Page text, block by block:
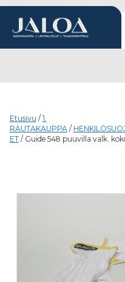
Päävalikko
Etusivu / 1.
RAUTAKAUPPA/
ET/ Guide 548 puuvilla valk.